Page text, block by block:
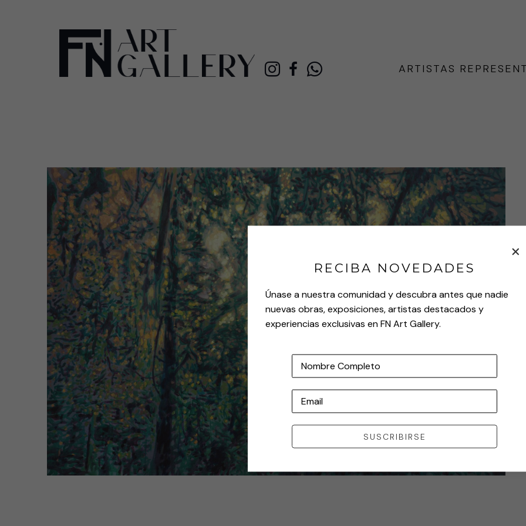
ARTISTAS
RECIBA NOVEDADES
Únase a nuestra comunidad y descubra antes que nadie
nuevas obras, exposiciones, artistas destacados y
experiencias exclusivas en FN Art Gallery.
Nombre Completo
Email
SUSCRIBIRSE